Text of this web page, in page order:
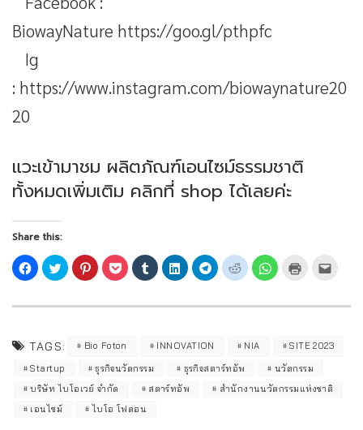
BiowayNature https://goo.gl/pthpfc
Ig
: https://www.instagram.com/biowaynature20
20
แวะเข้ามาชม ผลิตภัณฑ์เอนไซม์ธรรมชาติ
ทั้งหมดเพิ่มเติม คลิกที่ shop ได้เลยค่ะ
Share this:
TAGS: Bio Foton INNOVATION NIA
SITE 2023
Startup
ธุรกิจนวัตกรรม ธุรกิจสตาร์ทอัพ
นวัตกรรม
บริษัท​ ไบโอเวย์​ จำกัด
สตาร์ทอัพ
สำนักงานนวัตกรรมแห่งชาติ
เอนไซม์
ไบโอ โฟตอน